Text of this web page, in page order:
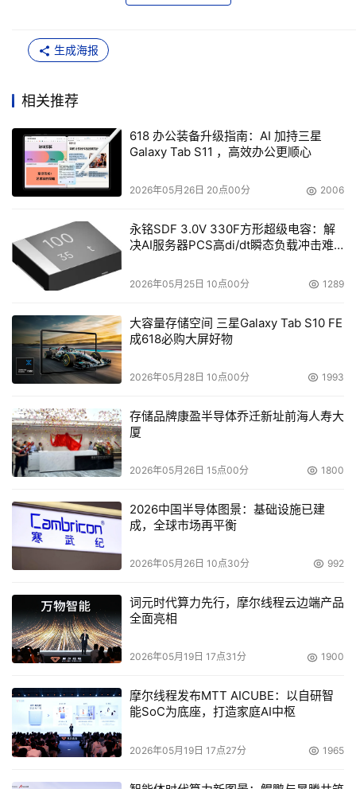
生成海报
相关推荐
618 办公装备升级指南：AI 加持三星
Galaxy Tab S11 ，高效办公更顺心
2026年05月26日 20点00分 2006
永铭SDF 3.0V 330F方形超级电容：解
决AI服务器PCS高di/dt瞬态负载冲击难
2026年05月25日 10点00分 1289
大容量存储空间 三星Galaxy Tab S10 FE
成618必购大屏好物
2026年05月28日 10点00分 1993
存储品牌康盈半导体乔迁新址前海人寿大
厦
2026年05月26日 15点00分 1800
2026中国半导体图景：基础设施已建
成，全球市场再平衡
2026年05月26日 10点30分 992
词元时代算力先行，摩尔线程云边端产品
全面亮相
2026年05月19日 17点31分 1900
摩尔线程发布MTT AICUBE：以自研智
能SoC为底座，打造家庭AI中枢
2026年05月19日 17点27分 1965